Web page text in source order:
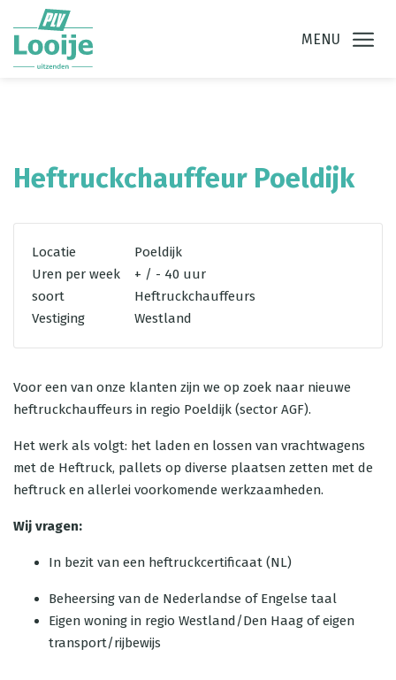
Ga direct naar
MENU
Heftruckchauffeur Poeldijk
Locatie
Poeldijk
Uren per week
+ / - 40 uur
soort
Heftruckchauffeurs
Vestiging
Westland
Voor een van onze klanten zijn we op zoek naar nieuwe
heftruckchauffeurs in regio Poeldijk (sector AGF).
Het werk als volgt: het laden en lossen van vrachtwagens
met de Heftruck, pallets op diverse plaatsen zetten met de
heftruck en allerlei voorkomende werkzaamheden.
Wij vragen:
In bezit van een heftruckcertificaat (NL)
Beheersing van de Nederlandse of Engelse taal
Eigen woning in regio Westland/Den Haag of eigen
transport/rijbewijs